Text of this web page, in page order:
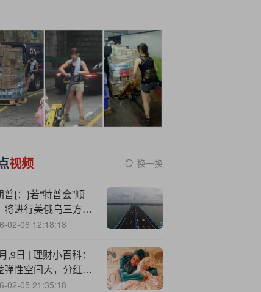
视频 换一换
普{：}若“特普会”顺
将进行美俄乌三方会
国际能源署：今明两
02-06 12:18:18
,9日 | 理财小百科：
弹性空间大，分红险
更须理性
02-05 21:35:18